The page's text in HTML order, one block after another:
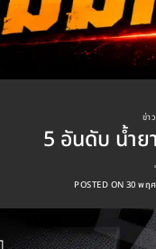
ข่า
5 อันดับ น้ำ
POSTED ON 30 พฤ